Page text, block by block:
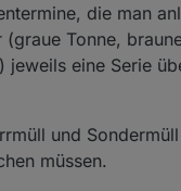
die man
Tonne,
jeweils eine Serie
und
müssen.